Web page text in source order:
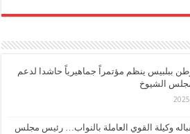
ببلبيس ينظم مؤتمراً جماهيرياً حاشدا لدعم
الشيوخ
وكيلة القوي العاملة بالنواب… رئيس مجلس